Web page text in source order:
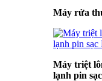
Máy rửa
Máy triệt
lạnh pin